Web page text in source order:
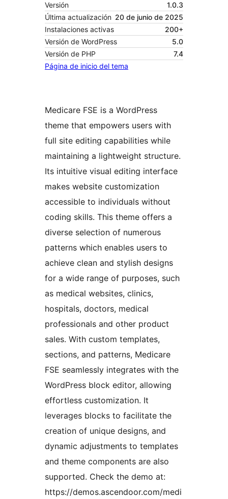
Versión
1.0.3
Última actualización 20 de junio de 2025
Instalaciones activas
200+
Versión de WordPress
5.0
Versión de PHP
7.4
Página de inicio del tema
Medicare FSE is a WordPress
theme that empowers users with
full site editing capabilities while
maintaining a lightweight structure.
Its intuitive visual editing interface
makes website customization
accessible to individuals without
coding skills. This theme offers a
diverse selection of numerous
patterns which enables users to
achieve clean and stylish designs
for a wide range of purposes, such
as medical websites, clinics,
hospitals, doctors, medical
professionals and other product
sales. With custom templates,
sections, and patterns, Medicare
FSE seamlessly integrates with the
WordPress block editor, allowing
effortless customization. It
leverages blocks to facilitate the
creation of unique designs, and
dynamic adjustments to templates
and theme components are also
supported. Check the demo at:
https://demos.ascendoor.com/medi